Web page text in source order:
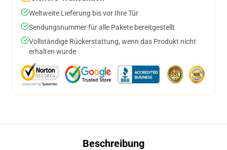
Weltweite Lieferung bis vor Ihre Tür
Sendungsnummer für alle Pakete bereitgestellt
Vollständige Rückerstattung, wenn das Produkt nicht
erhalten wurde
Beschreibung